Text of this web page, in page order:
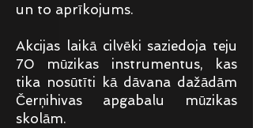
un to aprīkojums.
Akcijas laikā cilvēki saziedoja teju
70 mūzikas instrumentus, kas
tika nosūtīti kā dāvana dažādām
Čerņihivas apgabalu mūzikas
skolām.